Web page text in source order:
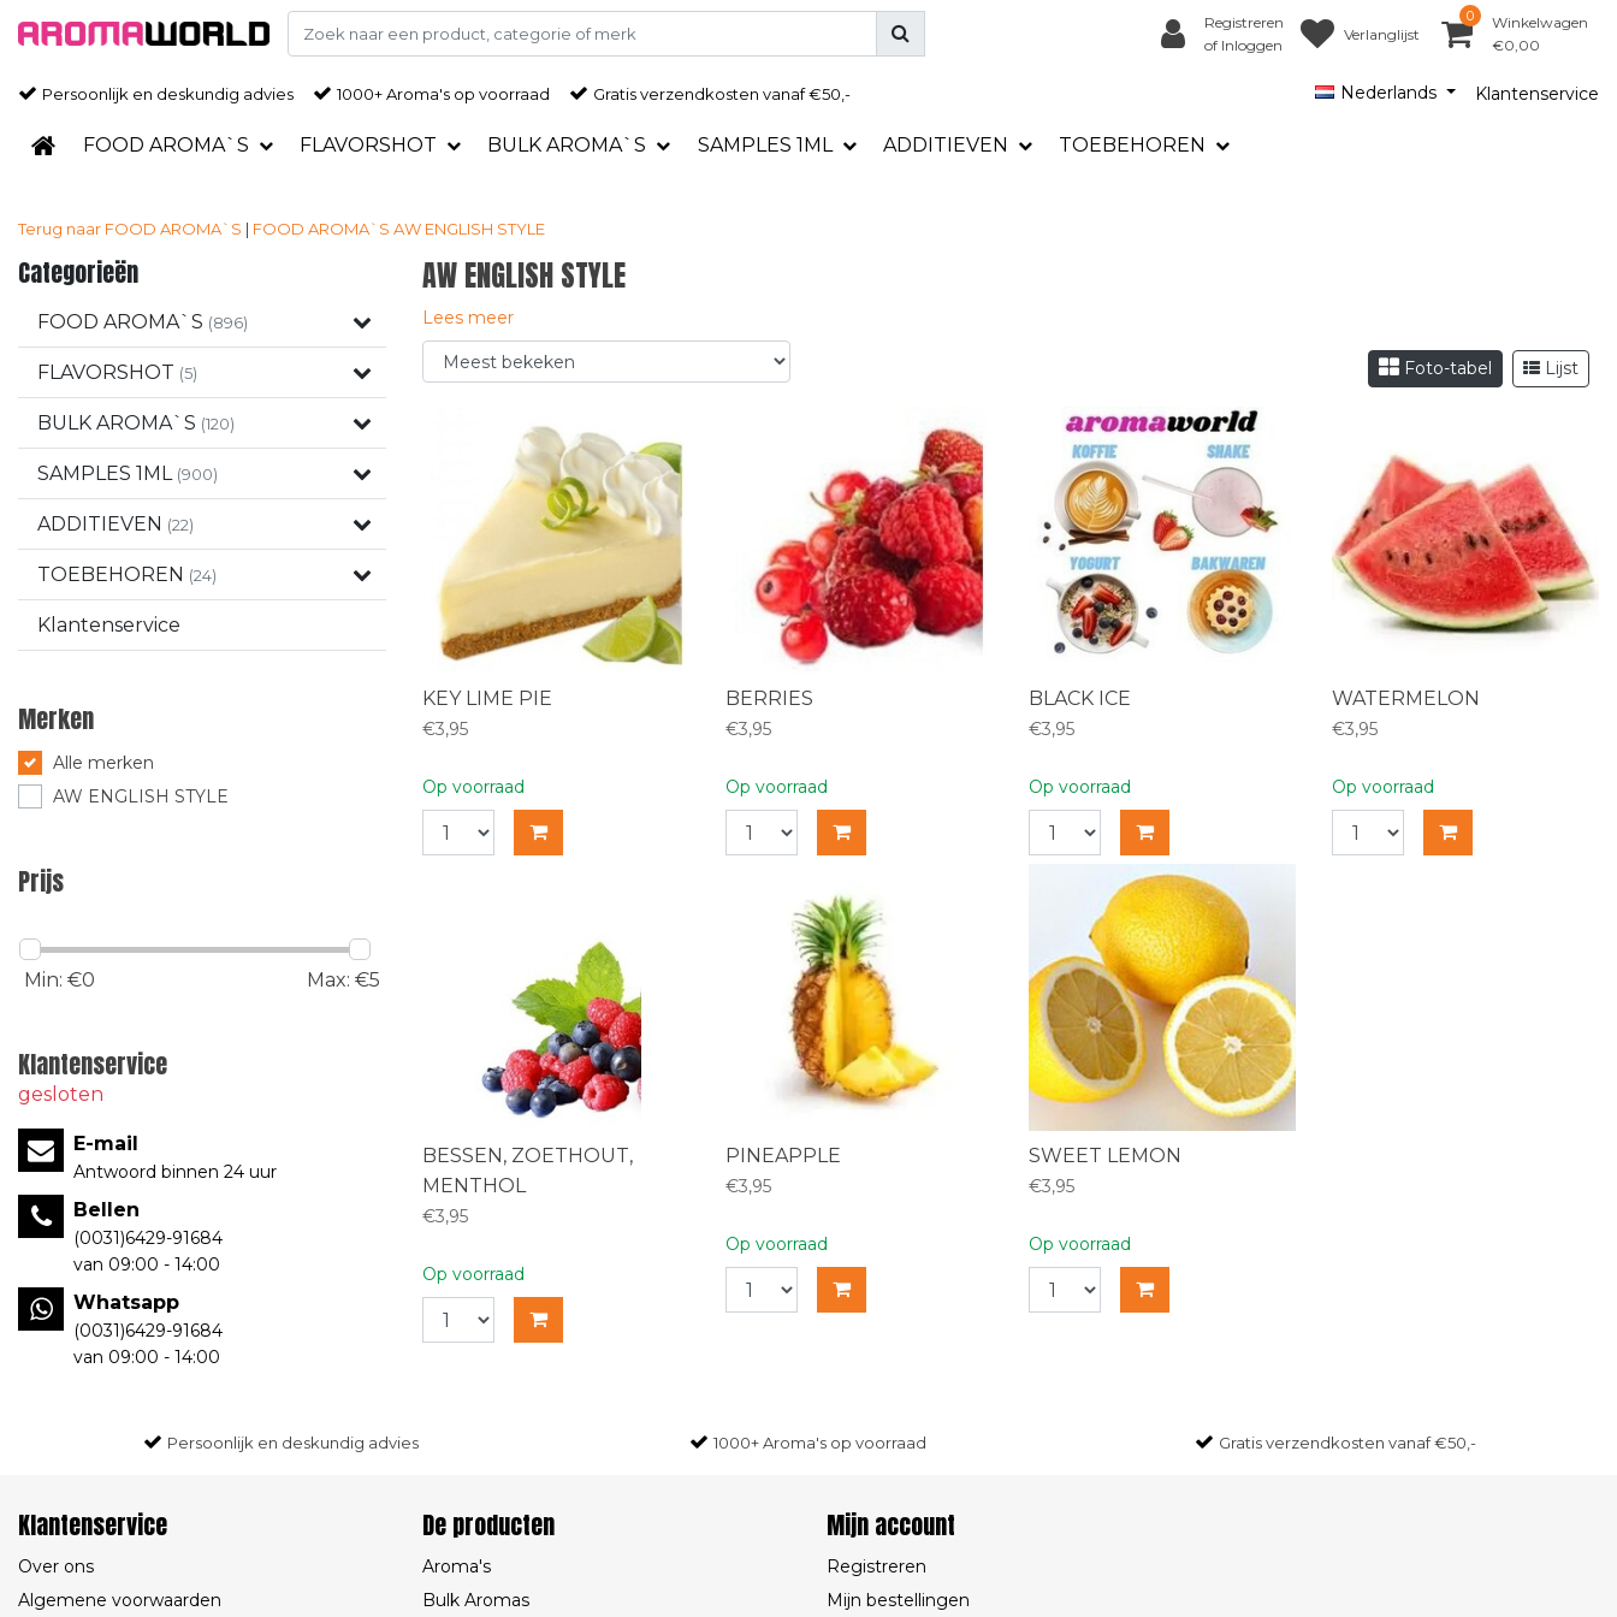
Registreren
of Inloggen
Verlanglijst
0
Winkelwagen
€0,00
Persoonlijk en deskundig advies 1000+ Aroma's op voorraad Gratisverzendkosten vanaf €50,- Nederlands Klantenservice
FOOD AROMA`S FLAVORSHOT BULK AROMA`S SAMPLES 1ML ADDITIEVEN TOEBEHOREN
Terug naar FOOD AROMA`S | FOOD AROMA`S AW ENGLISH STYLE
Categorieën
FOOD AROMA`S (896)
FLAVORSHOT (5)
BULK AROMA`S (120)
SAMPLES 1ML (900)
ADDITIEVEN (22)
TOEBEHOREN (24)
Klantenservice
Merken
Alle merken
AW ENGLISH STYLE
Prijs
Min: €0 Max: €5
Klantenservice
gesloten
E-mail
Antwoord binnen 24 uur
Bellen
(0031)6429-91684
van 09:00 - 14:00
Whatsapp
(0031)6429-91684
van 09:00 - 14:00
AW ENGLISH STYLE
Lees meer
Foto-tabel Lijst
KEY LIME PIE
€3,95
Op voorraad
BERRIES
€3,95
Op voorraad
BLACK ICE
€3,95
Op voorraad
WATERMELON
€3,95
Op voorraad
BESSEN, ZOETHOUT,
MENTHOL
€3,95
Op voorraad
PINEAPPLE
€3,95
Op voorraad
SWEET LEMON
€3,95
Op voorraad
Persoonlijk en deskundig advies 1000+ Aroma's op voorraad Gratisverzendkosten vanaf €50,-
Klantenservice
Over ons
Algemene voorwaarden
De producten
Aroma's
Bulk Aromas
Mijn account
Registreren
Mijn bestellingen